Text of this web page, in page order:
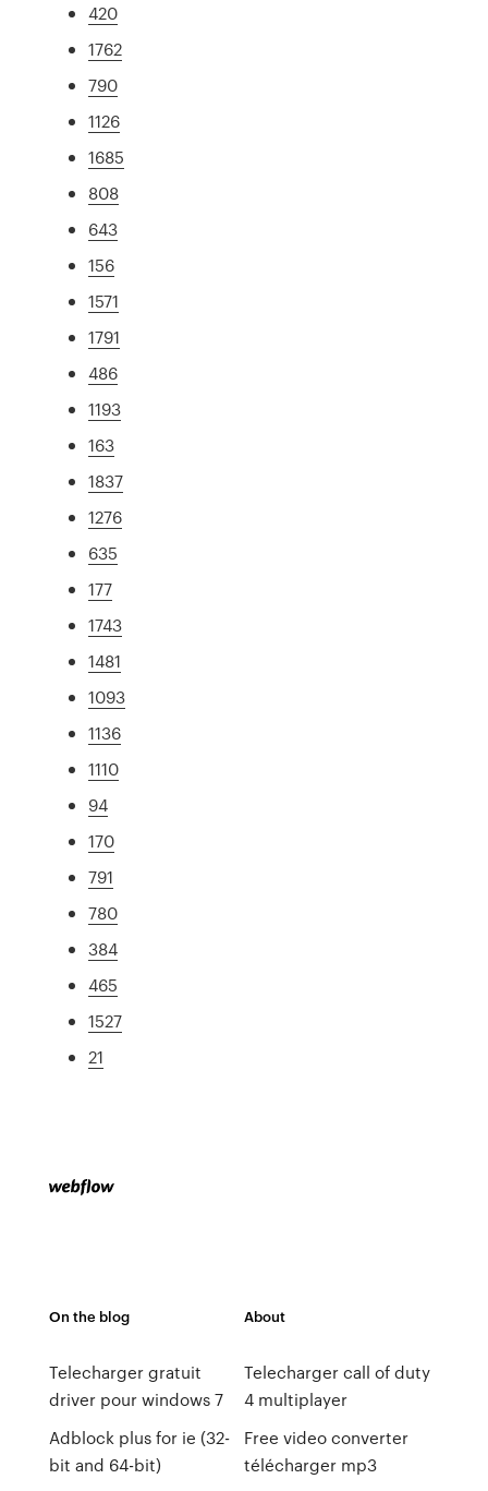
420
1762
790
1126
1685
808
643
156
1571
1791
486
1193
163
1837
1276
635
177
1743
1481
1093
1136
1110
94
170
791
780
384
465
1527
21
On the blog
Telecharger gratuit
driver pour windows 7
Adblock plus for ie (32-
bit and 64-bit)
About
Telecharger call of duty
4 multiplayer
Free video converter
télécharger mp3